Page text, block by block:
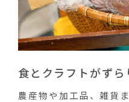
食とクラフトがずら
農産物や加工品、雑貨